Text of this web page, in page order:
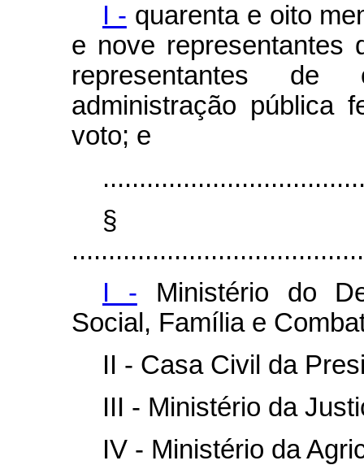
I - quarenta e oito
e nove representantes
representantes
administração pública
voto; e
§
I - Ministério do
Social, Família e
II - Casa Civil da
III - Ministério da
IV - Ministério da